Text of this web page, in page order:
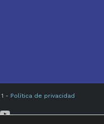
- Política de privacidad